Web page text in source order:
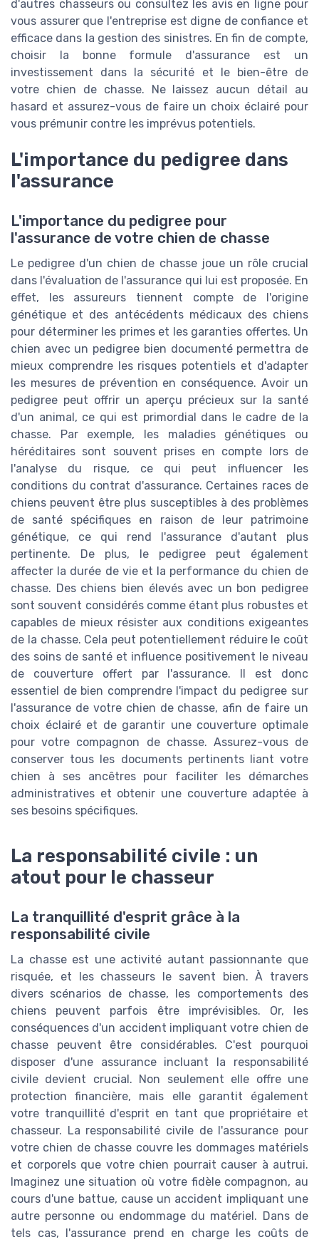
d'autres chasseurs ou consultez les avis en ligne pour
vous assurer que l'entreprise est digne de confiance et
efficace dans la gestion des sinistres. En fin de compte,
choisir la bonne formule d'assurance est un
investissement dans la sécurité et le bien-être de
votre chien de chasse. Ne laissez aucun détail au
hasard et assurez-vous de faire un choix éclairé pour
vous prémunir contre les imprévus potentiels.
L'importance du pedigree dans
l'assurance
L'importance du pedigree pour
l'assurance de votre chien de chasse
Le pedigree d'un chien de chasse joue un rôle crucial
dans l'évaluation de l'assurance qui lui est proposée. En
effet, les assureurs tiennent compte de l'origine
génétique et des antécédents médicaux des chiens
pour déterminer les primes et les garanties offertes. Un
chien avec un pedigree bien documenté permettra de
mieux comprendre les risques potentiels et d'adapter
les mesures de prévention en conséquence. Avoir un
pedigree peut offrir un aperçu précieux sur la santé
d'un animal, ce qui est primordial dans le cadre de la
chasse. Par exemple, les maladies génétiques ou
héréditaires sont souvent prises en compte lors de
l'analyse du risque, ce qui peut influencer les
conditions du contrat d'assurance. Certaines races de
chiens peuvent être plus susceptibles à des problèmes
de santé spécifiques en raison de leur patrimoine
génétique, ce qui rend l'assurance d'autant plus
pertinente. De plus, le pedigree peut également
affecter la durée de vie et la performance du chien de
chasse. Des chiens bien élevés avec un bon pedigree
sont souvent considérés comme étant plus robustes et
capables de mieux résister aux conditions exigeantes
de la chasse. Cela peut potentiellement réduire le coût
des soins de santé et influence positivement le niveau
de couverture offert par l'assurance. Il est donc
essentiel de bien comprendre l'impact du pedigree sur
l'assurance de votre chien de chasse, afin de faire un
choix éclairé et de garantir une couverture optimale
pour votre compagnon de chasse. Assurez-vous de
conserver tous les documents pertinents liant votre
chien à ses ancêtres pour faciliter les démarches
administratives et obtenir une couverture adaptée à
ses besoins spécifiques.
La responsabilité civile : un
atout pour le chasseur
La tranquillité d'esprit grâce à la
responsabilité civile
La chasse est une activité autant passionnante que
risquée, et les chasseurs le savent bien. À travers
divers scénarios de chasse, les comportements des
chiens peuvent parfois être imprévisibles. Or, les
conséquences d'un accident impliquant votre chien de
chasse peuvent être considérables. C'est pourquoi
disposer d'une assurance incluant la responsabilité
civile devient crucial. Non seulement elle offre une
protection financière, mais elle garantit également
votre tranquillité d'esprit en tant que propriétaire et
chasseur. La responsabilité civile de l'assurance pour
votre chien de chasse couvre les dommages matériels
et corporels que votre chien pourrait causer à autrui.
Imaginez une situation où votre fidèle compagnon, au
cours d'une battue, cause un accident impliquant une
autre personne ou endommage du matériel. Dans de
tels cas, l'assurance prend en charge les coûts de